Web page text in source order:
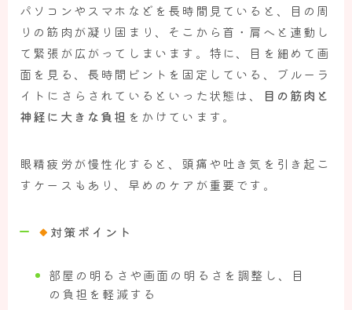
パソコンやスマホなどを長時間見ていると、目の周
りの筋肉が凝り固まり、そこから首・肩へと連動し
て緊張が広がってしまいます。特に、目を細めて画
面を見る、長時間ピントを固定している、ブルーラ
イトにさらされているといった状態は、
目の筋肉と
神経に大きな負担 をかけています。
眼精疲労が慢性化すると、頭痛や吐き気を引き起こ
すケースもあり、早めのケアが重要です。
対策ポイント
部屋の明るさや画面の明るさを調整し、目
の負担を軽減する